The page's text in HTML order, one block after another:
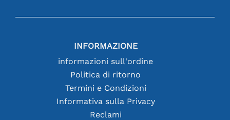
INFORMAZIONE
informazioni sull'ordine
Politica di ritorno
Termini e Condizioni
Informativa sulla Privacy
Reclami